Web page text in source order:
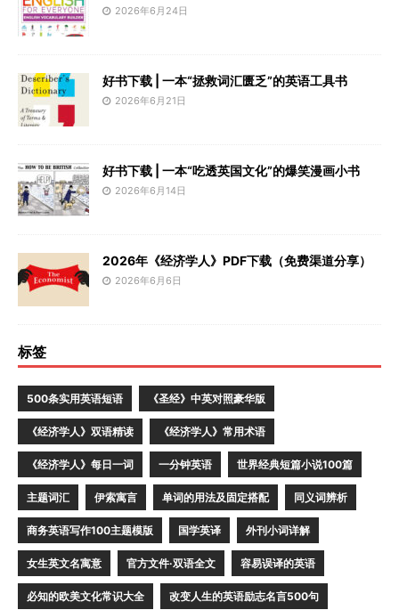
2026年6月24日
好书下载 | 一本“拯救词汇匮乏”的英语工具书
2026年6月21日
好书下载 | 一本“吃透英国文化”的爆笑漫画小书
2026年6月14日
2026年《经济学人》PDF下载（免费渠道分享）
2026年6月6日
标签
500条实用英语短语 《圣经》中英对照豪华版
《经济学人》双语精读 《经济学人》常用术语
《经济学人》每日一词 一分钟英语 世界经典短篇小说100篇
主题词汇 伊索寓言 单词的用法及固定搭配 同义词辨析
商务英语写作100主题模版 国学英译 外刊小词详解
女生英文名寓意 官方文件·双语全文 容易误译的英语
必知的欧美文化常识大全 改变人生的英语励志名言500句